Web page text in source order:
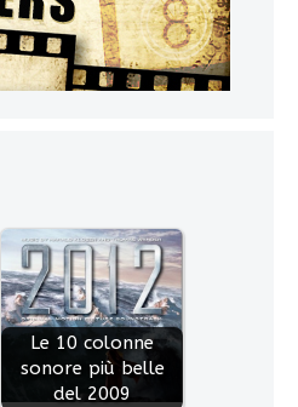
Le 10 colonne
sonore più belle
del 2009